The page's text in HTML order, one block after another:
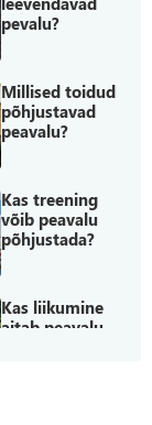
pevalu?
Millised toidud
põhjustavad
peavalu?
Kas treening
võib peavalu
põhjustada?
Kas liikumine
aitab peavalu